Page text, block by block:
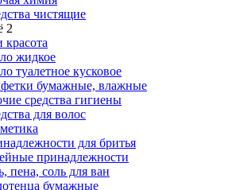
чистящие
2
красота
жидкое
туалетное кусковое
бумажные, влажные
средства гигиены
для волос
для бритья
принадлежности
пена, соль для ван
бумажные